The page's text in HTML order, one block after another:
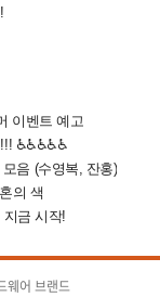
이벤트 예고
♿️♿️♿️♿️♿️
음 (수영복, 잔홍)
의 색
지금 시작!
웨어 브랜드